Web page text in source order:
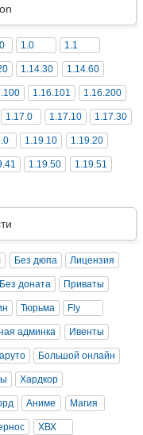
1.0 1.1
1.14.30 1.14.60
1.16.101 1.16.200
1.17.0 1.17.10 1.17.30
1.19.10 1.19.20
1.19.50 1.19.51
Без дюпа Лицензия
Без доната Приваты
Тюрьма Fly
админка Ивенты
Большой онлайн
Хардкор
Аниме Магия
ХВХ